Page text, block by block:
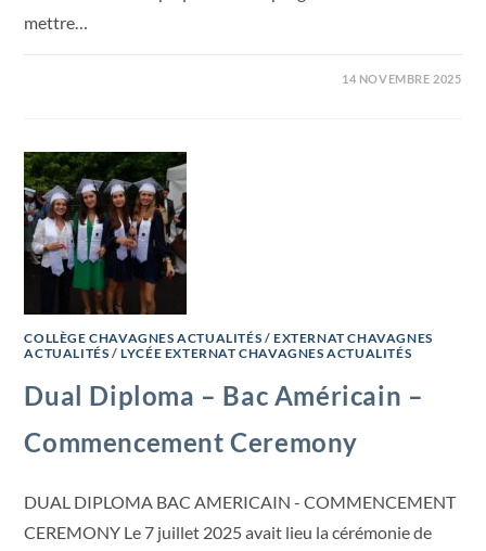
mettre…
14 NOVEMBRE 2025
COLLÈGE CHAVAGNES ACTUALITÉS /EXTERNAT CHAVAGNES
ACTUALITÉS /LYCÉE EXTERNAT CHAVAGNES ACTUALITÉS
Dual Diploma – Bac Américain –
Commencement Ceremony
DUAL DIPLOMA BAC AMERICAIN - COMMENCEMENT
CEREMONY Le 7 juillet 2025 avait lieu la cérémonie de